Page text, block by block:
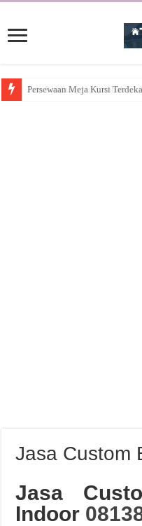
Persewaan Meja Kursi
Jasa Custom
Jasa
Indoor